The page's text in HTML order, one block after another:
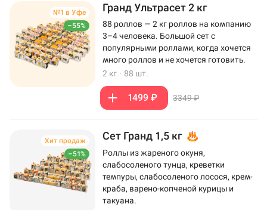
–55%
№1 в Уфе Гранд Ультрасет 2 кг
88 роллов — 2 кг роллов на компанию
3–4 человека. Большой сет с
популярными роллами, когда хочется
много роллов и не хочется готовить.
2 кг · 88 шт.
1499 ₽ 3349 ₽
–51%
Хит продаж Сет Гранд 1,5 кг
Роллы из жареного окуня,
слабосоленого тунца, креветки
темпуры, слабосоленого лосося, крем-
краба, варено-копченой курицы и
такуана.